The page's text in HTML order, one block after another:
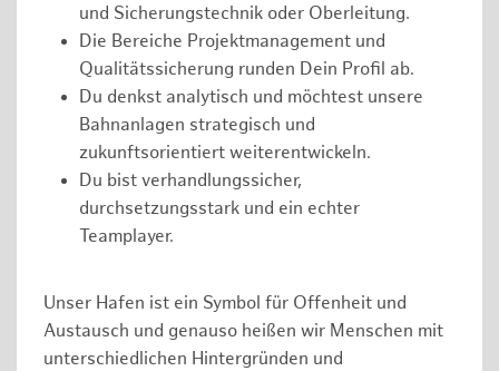
und Sicherungstechnik oder Oberleitung.
Die Bereiche Projektmanagement und
Qualitätssicherung runden Dein Profil ab.
Du denkst analytisch und möchtest unsere
Bahnanlagen strategisch und
zukunftsorientiert weiterentwickeln.
Du bist verhandlungssicher,
durchsetzungsstark und ein echter
Teamplayer.
Unser Hafen ist ein Symbol für Offenheit und
Austausch und genauso heißen wir Menschen mit
unterschiedlichen Hintergründen und